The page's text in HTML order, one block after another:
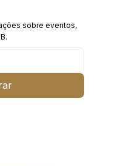
sobre eventos,